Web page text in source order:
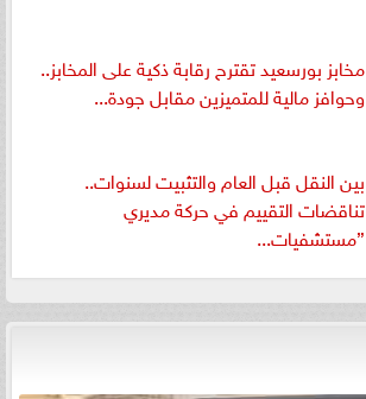
مخابز بورسعيد تقترح رقابة ذكية على المخابز..
وحوافز مالية للمتميزين مقابل جودة...
بين النقل قبل العام والتثبيت لسنوات..
تناقضات التقييم في حركة مديري
”مستشفيات...